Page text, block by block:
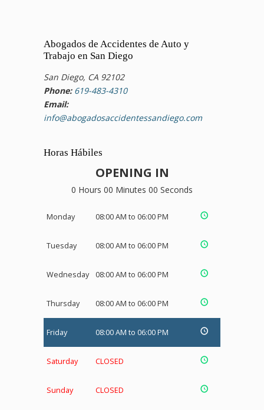
Abogados de Accidentes de Auto y
Trabajo en San Diego
San Diego, CA 92102
Phone: 619-483-4310
Email:
info@abogadosaccidentessandiego.com
Horas Hábiles
OPENING IN
0 Hours 00 Minutes 00 Seconds
Monday 08:00 AM to 06:00 PM
Tuesday 08:00 AM to 06:00 PM
Wednesday 08:00 AM to 06:00 PM
Thursday 08:00 AM to 06:00 PM
Friday 08:00 AM to 06:00 PM
Saturday CLOSED
Sunday CLOSED